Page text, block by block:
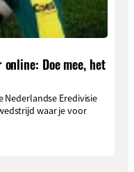
online: Doe mee, het
Nederlandse Eredivisie
waar je voor